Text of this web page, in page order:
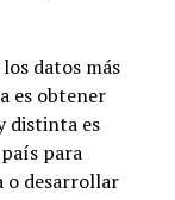
datos más
es obtener
distinta es
para
desarrollar